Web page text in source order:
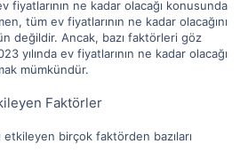
fiyatlarının ne kadar olacağı konusunda
tüm ev fiyatlarının ne kadar olacağını
değildir. Ancak, bazı faktörleri göz
yılında ev fiyatlarının ne kadar olacağı
mümkündür.
Faktörler
etkileyen birçok faktörden bazıları